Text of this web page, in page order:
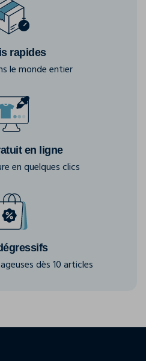
rapides
le monde entier
en ligne
en quelques clics
dès 10 articles